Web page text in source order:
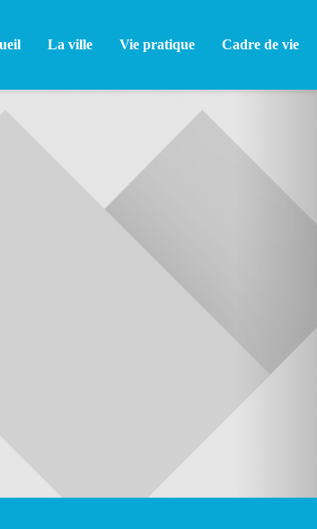
La ville Vie pratique Cadre de vie